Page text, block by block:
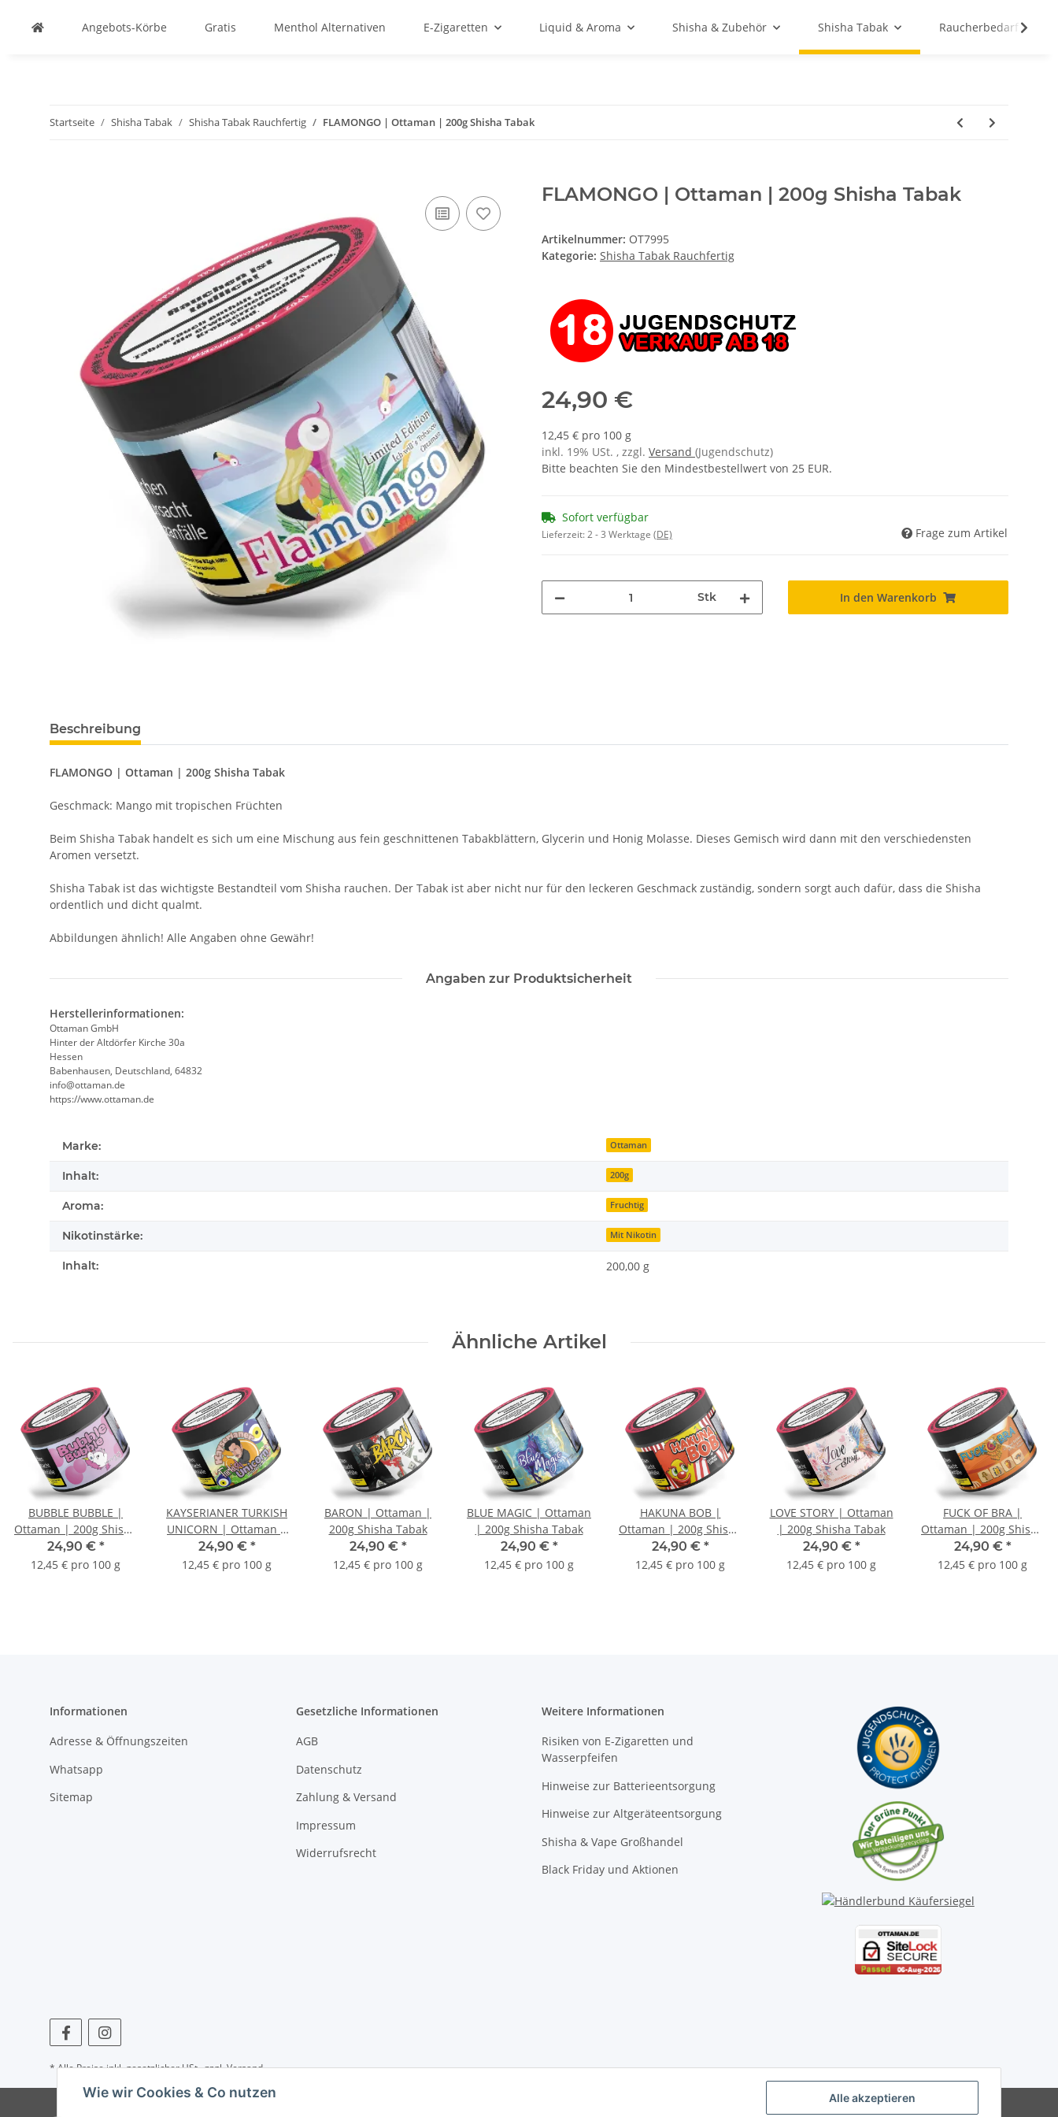
Angebots-Körbe Gratis Menthol Alternativen E-Zigaretten Liquid & Aroma Shisha & Zubehör Shisha Tabak Raucherbedarf
Startseite Shisha Tabak Shisha Tabak Rauchfertig FLAMONGO | Ottaman | 200g Shisha Tabak
FLAMONGO | Ottaman | 200g Shisha Tabak
Artikelnummer: OT7995
Kategorie: Shisha Tabak Rauchfertig
24,90 €
12,45 € pro 100 g
inkl. 19% USt. , zzgl. Versand (Jugendschutz)
Bitte beachten Sie den Mindestbestellwert von 25 EUR.
Sofort verfügbar
Lieferzeit:2 - 3 Werktage (DE) Frage zum Artikel
Stk In den Warenkorb
Beschreibung
FLAMONGO | Ottaman | 200g Shisha Tabak
Geschmack: Mango mit tropischen Früchten
Beim Shisha Tabak handelt es sich um eine Mischung aus fein geschnittenen Tabakblättern, Glycerin und Honig Molasse. Dieses Gemisch wird dann mit den verschiedensten
Aromen versetzt.
Shisha Tabak ist das wichtigste Bestandteil vom Shisha rauchen. Der Tabak ist aber nicht nur für den leckeren Geschmack zuständig, sondern sorgt auch dafür, dass die Shisha
ordentlich und dicht qualmt.
Abbildungen ähnlich! Alle Angaben ohne Gewähr!
Angaben zur Produktsicherheit
Herstellerinformationen:
Ottaman GmbH
Hinter der Altdörfer Kirche 30a
Hessen
Babenhausen, Deutschland, 64832
info@ottaman.de
https://www.ottaman.de
Marke: Ottaman
Inhalt: 200g
Aroma: Fruchtig
Nikotinstärke: Mit Nikotin
Inhalt: 200,00 g
Ähnliche Artikel
BUBBLE BUBBLE |
Ottaman | 200g Shisha
Tabak
24,90 € *
12,45 € pro 100 g
KAYSERIANER TURKISH
UNICORN | Ottaman |
200g Shisha Tabak
24,90 € *
12,45 € pro 100 g
BARON | Ottaman |
200g Shisha Tabak
24,90 € *
12,45 € pro 100 g
BLUE MAGIC | Ottaman
| 200g Shisha Tabak
24,90 € *
12,45 € pro 100 g
HAKUNA BOB |
Ottaman | 200g Shisha
Tabak
24,90 € *
12,45 € pro 100 g
LOVE STORY | Ottaman
| 200g Shisha Tabak
24,90 € *
12,45 € pro 100 g
FUCK OF BRA |
Ottaman | 200g Shisha
Tabak
24,90 € *
12,45 € pro 100 g
Informationen
Adresse & Öffnungszeiten
Whatsapp
Sitemap
Gesetzliche Informationen
AGB
Datenschutz
Zahlung & Versand
Impressum
Widerrufsrecht
Weitere Informationen
Risiken von E-Zigaretten und
Wasserpfeifen
Hinweise zur Batterieentsorgung
Hinweise zur Altgeräteentsorgung
Shisha & Vape Großhandel
Black Friday und Aktionen
* Alle Preise inkl. gesetzlicher USt., zzgl.Versand
Wie wir Cookies & Co nutzen Alle akzeptieren